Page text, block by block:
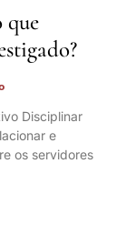
que
Disciplinar
e
os servidores